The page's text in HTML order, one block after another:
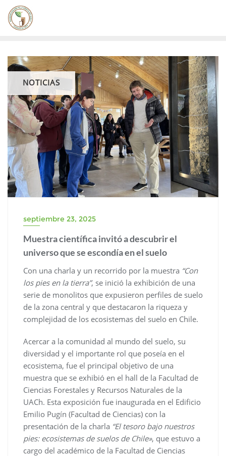
Saltar
contenido
NOTICIAS
septiembre 23, 2025
Muestra científica invitó a descubrir el
universo que se escondía en el suelo
Con una charla y un recorrido por la muestra “Con
los pies en la tierra”, se inició la exhibición de una
serie de monolitos que expusieron perfiles de suelo
de la zona central y que destacaron la riqueza y
complejidad de los ecosistemas del suelo en Chile.
Acercar a la comunidad al mundo del suelo, su
diversidad y el importante rol que poseía en el
ecosistema, fue el principal objetivo de una
muestra que se exhibió en el hall de la Facultad de
Ciencias Forestales y Recursos Naturales de la
UACh. Esta exposición fue inaugurada en el Edificio
Emilio Pugín (Facultad de Ciencias) con la
presentación de la charla “El tesoro bajo nuestros
pies: ecosistemas de suelos de Chile», que estuvo a
cargo del académico de la Facultad de Ciencias